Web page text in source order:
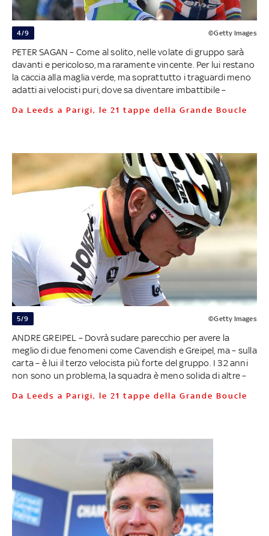
4/9 ©Getty Images
PETER SAGAN – Come al solito, nelle volate di gruppo sarà
davanti e pericoloso, ma raramente vincente. Per lui restano
la caccia alla maglia verde, ma soprattutto i traguardi meno
adatti ai velocisti puri, dove sa diventare imbattibile –
Da Leeds a Parigi, le 21 tappe della Grande Boucle
5/9 ©Getty Images
ANDRE GREIPEL – Dovrà sudare parecchio per avere la
meglio di due fenomeni come Cavendish e Greipel, ma – sulla
carta – è lui il terzo velocista più forte del gruppo. I 32 anni
non sono un problema, la squadra è meno solida di altre –
Da Leeds a Parigi, le 21 tappe della Grande Boucle